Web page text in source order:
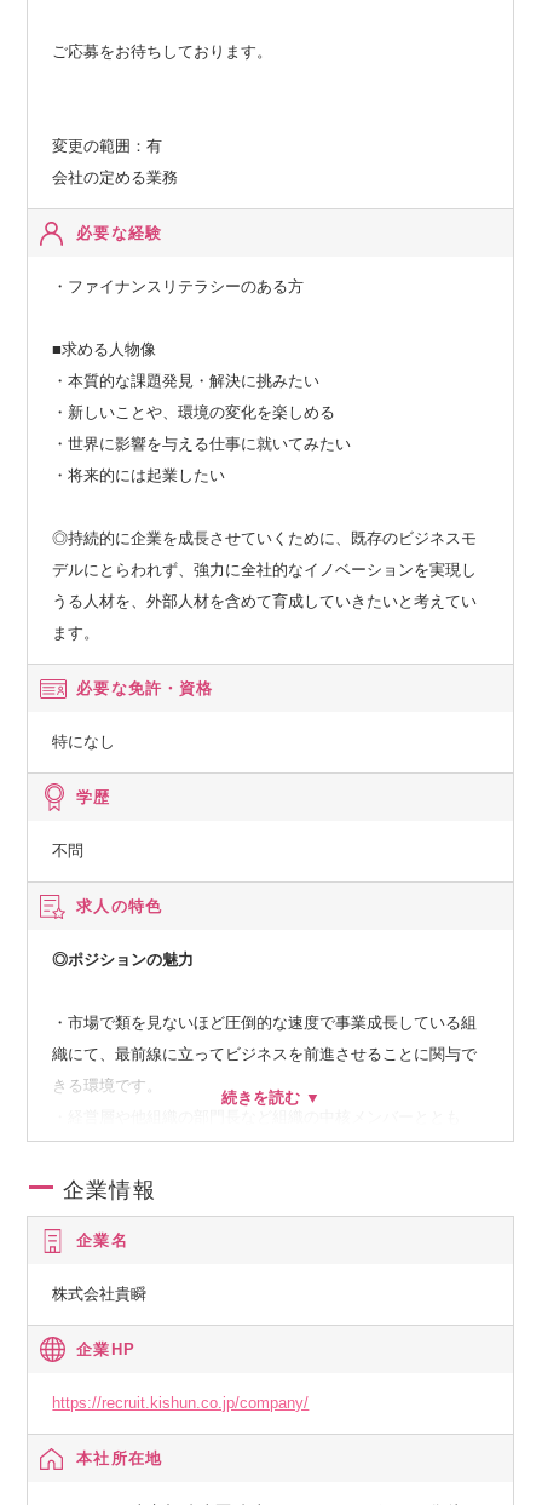
ご応募をお待ちしております。
変更の範囲：有
会社の定める業務
必要な経験
・ファイナンスリテラシーのある方
■求める人物像
・本質的な課題発見・解決に挑みたい
・新しいことや、環境の変化を楽しめる
・世界に影響を与える仕事に就いてみたい
・将来的には起業したい
◎持続的に企業を成長させていくために、既存のビジネスモ
デルにとらわれず、強力に全社的なイノベーションを実現し
うる人材を、外部人材を含めて育成していきたいと考えてい
ます。
必要な免許・資格
特になし
学歴
不問
求人の特色
◎ポジションの魅力
・市場で類を見ないほど圧倒的な速度で事業成長している組
織にて、最前線に立ってビジネスを前進させることに関与で
きる環境です。
ただくことができます。
取締役兼事業部長・社長室長、CSO等の道を歩むことが可能
（当社は30代で取締役に就任している社員もおり、年次関係
なくご活躍頂けます）。
ず、中長期的には人材領域やグローバルな事業に関与するこ
ともできます。
企業情報
企業名
株式会社貴瞬
企業HP
https://recruit.kishun.co.jp/company/
本社所在地